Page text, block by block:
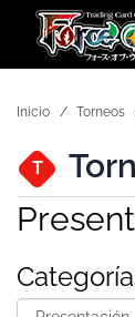
Inicio Torneos
T